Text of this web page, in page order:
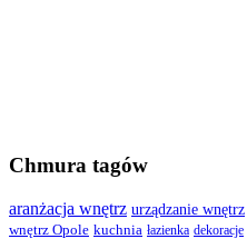
Chmura tagów
aranżacja wnętrz urządzanie wnętrz
wnętrz Opole kuchnia łazienka dekoracje